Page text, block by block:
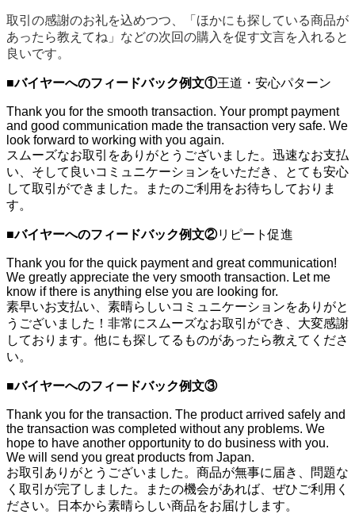
取引の感謝のお礼を込めつつ、「ほかにも探している商品が
あったら教えてね」などの次回の購入を促す文言を入れると
良いです。
■バイヤーへのフィードバック例文①王道・安心パターン
Thank you for the smooth transaction. Your prompt payment
and good communication made the transaction very safe. We
look forward to working with you again.
スムーズなお取引をありがとうございました。迅速なお支払
い、そして良いコミュニケーションをいただき、とても安心
して取引ができました。またのご利用をお待ちしておりま
す。
■バイヤーへのフィードバック例文②リピート促進
Thank you for the quick payment and great communication!
We greatly appreciate the very smooth transaction. Let me
know if there is anything else you are looking for.
素早いお支払い、素晴らしいコミュニケーションをありがと
うございました！非常にスムーズなお取引ができ、大変感謝
しております。他にも探してるものがあったら教えてくださ
い。
■バイヤーへのフィードバック例文③
Thank you for the transaction. The product arrived safely and
the transaction was completed without any problems. We
hope to have another opportunity to do business with you.
We will send you great products from Japan.
お取引ありがとうございました。商品が無事に届き、問題な
く取引が完了しました。またの機会があれば、ぜひご利用く
ださい。日本から素晴らしい商品をお届けします。